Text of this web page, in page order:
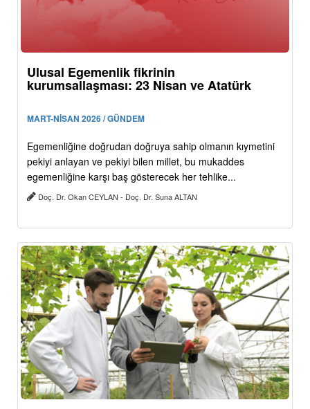
Ulusal Egemenlik fikrinin
kurumsallaşması: 23 Nisan ve Atatürk
MART-NİSAN 2026 / GÜNDEM
Egemenliğine doğrudan doğruya sahip olmanın kıymetini
pekiyi anlayan ve pekiyi bilen millet, bu mukaddes
egemenliğine karşı baş gösterecek her tehlike...
Doç. Dr. Okan CEYLAN - Doç. Dr. Suna ALTAN